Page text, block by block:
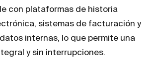
con plataformas de historia
sistemas de facturación y
internas, lo que permite una
y sin interrupciones.